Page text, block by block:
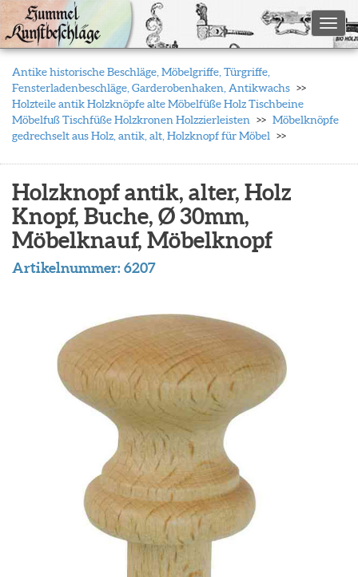
Antike historische Beschläge, Möbelgriffe, Türgriffe,
Fensterladenbeschläge, Garderobenhaken, Antikwachs
Holzteile antik Holzknöpfe alte Möbelfüße Holz Tischbeine
Möbelfuß Tischfüße Holzkronen Holzzierleisten
Möbelknöpfe
gedrechselt aus Holz, antik, alt, Holzknopf für Möbel
Holzknopf antik, alter, Holz
Knopf, Buche, Ø 30mm,
Möbelknauf, Möbelknopf
Artikelnummer:6207